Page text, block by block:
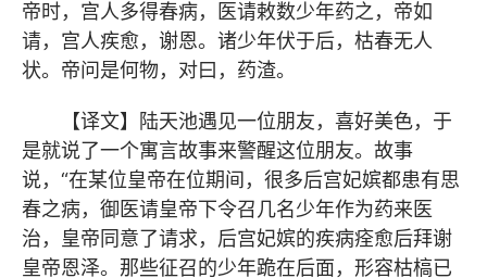
帝时，宫人多得春病，医请敕数少年药之，帝如
请，宫人疾愈，谢恩。诸少年伏于后，枯春无人
状。帝问是何物，对曰，药渣。
【译文】陆天池遇见一位朋友，喜好美色，于
是就说了一个寓言故事来警醒这位朋友。故事
说，“在某位皇帝在位期间，很多后宫妃嫔都患有思
春之病，御医请皇帝下令召几名少年作为药来医
治，皇帝同意了请求，后宫妃嫔的疾病痊愈后拜谢
皇帝恩泽。那些征召的少年跪在后面，形容枯槁已